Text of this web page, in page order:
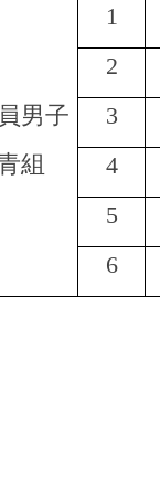
男子
組
1
2
3
4
5
6